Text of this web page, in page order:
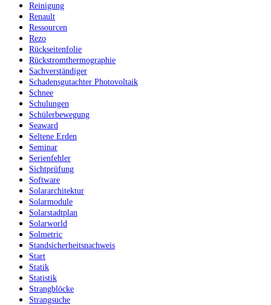
Reinigung
Renault
Ressourcen
Rezo
Rückseitenfolie
Rückstromthermographie
Sachverständiger
Schadensgutachter Photovoltaik
Schnee
Schulungen
Schülerbewegung
Seaward
Seltene Erden
Seminar
Serienfehler
Sichtprüfung
Software
Solararchitektur
Solarmodule
Solarstadtplan
Solarworld
Solmetric
Standsicherheitsnachweis
Start
Statik
Statistik
Strangblöcke
Strangsuche